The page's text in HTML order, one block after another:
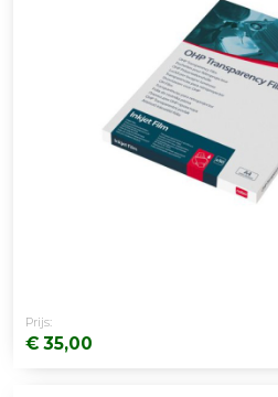
Prijs:
€ 35,00